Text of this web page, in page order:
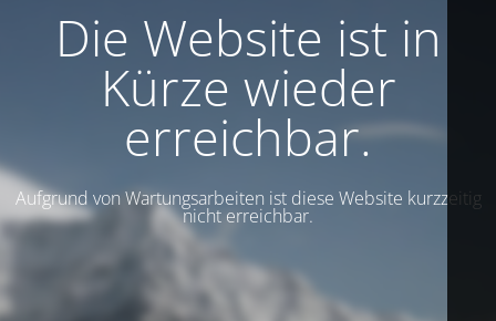
Die Website ist in
Kürze wieder
erreichbar.
Aufgrund von Wartungsarbeiten ist diese Website kurzzeitig
nicht erreichbar.